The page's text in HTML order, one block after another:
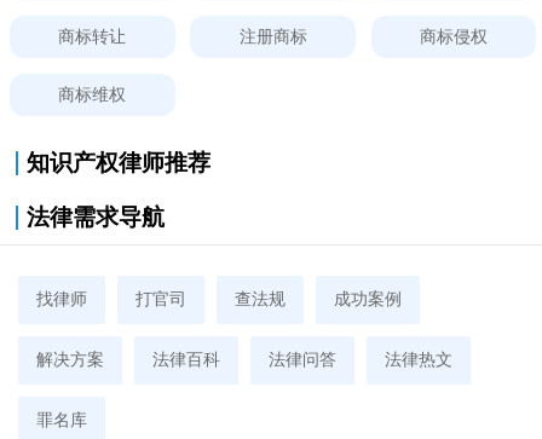
商标转让 注册商标 商标侵权
商标维权
知识产权律师推荐
法律需求导航
找律师 打官司 查法规 成功案例
解决方案 法律百科 法律问答 法律热文
罪名库